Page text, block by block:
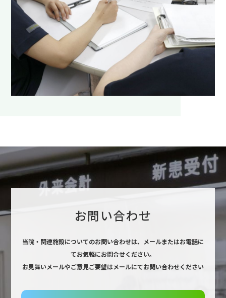
お問い合わせ
当院・関連施設についてのお問い合わせは、 メールまたはお電話に
てお気軽にお問合せください。
お見舞いメールやご意見ご要望はメールにてお問い合わせください